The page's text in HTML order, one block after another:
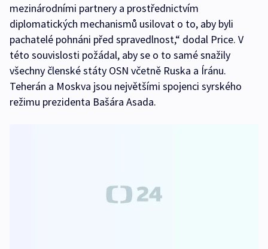
mezinárodními partnery a prostřednictvím
diplomatických mechanismů usilovat o to, aby byli
pachatelé pohnáni před spravedlnost,“ dodal Price. V
této souvislosti požádal, aby se o to samé snažily
všechny členské státy OSN včetně Ruska a Íránu.
Teherán a Moskva jsou největšími spojenci syrského
režimu prezidenta Bašára Asada.